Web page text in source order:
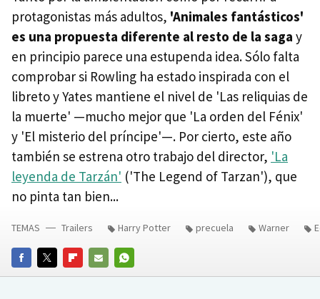
protagonistas más adultos, 'Animales fantásticos'
es una propuesta diferente al resto de la saga y
en principio parece una estupenda idea. Sólo falta
comprobar si Rowling ha estado inspirada con el
libreto y Yates mantiene el nivel de 'Las reliquias de
la muerte' —mucho mejor que 'La orden del Fénix'
y 'El misterio del príncipe'—. Por cierto, este año
también se estrena otro trabajo del director, 'La
leyenda de Tarzán' ('The Legend of Tarzan'), que
no pinta tan bien...
FACEBOOKTWITTERFLIPBOARD
E-
WHATSAPP
TEMAS Trailers Harry Potter precuela Warner